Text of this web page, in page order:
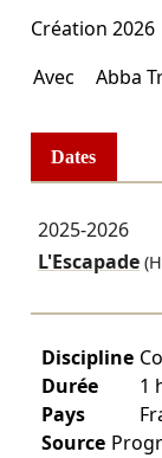
Création 2026
Avec
Abba
Dates
2025-2026
L'Escapade
Discipline
Durée
1
Pays
Source